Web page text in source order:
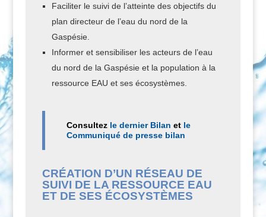
Faciliter le suivi de l’atteinte des objectifs du
plan directeur de l’eau du nord de la
Gaspésie.
Informer et sensibiliser les acteurs de l’eau
du nord de la Gaspésie et la population à la
ressource EAU et ses écosystèmes.
Consultez le dernier Bilan et le
Communiqué de presse bilan
CRÉATION D’UN RÉSEAU DE
SUIVI DE LA RESSOURCE EAU
ET DE SES ÉCOSYSTÈMES